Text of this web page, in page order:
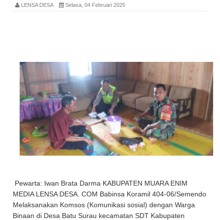
LENSA DESA Selasa, 04 Februari 2025
Pewarta: Iwan Brata Darma KABUPATEN MUARA ENIM
MEDIA LENSA DESA. COM Babinsa Koramil 404-06/Semendo
Melaksanakan Komsos (Komunikasi sosial) dengan Warga
Binaan di Desa Batu Surau kecamatan SDT Kabupaten